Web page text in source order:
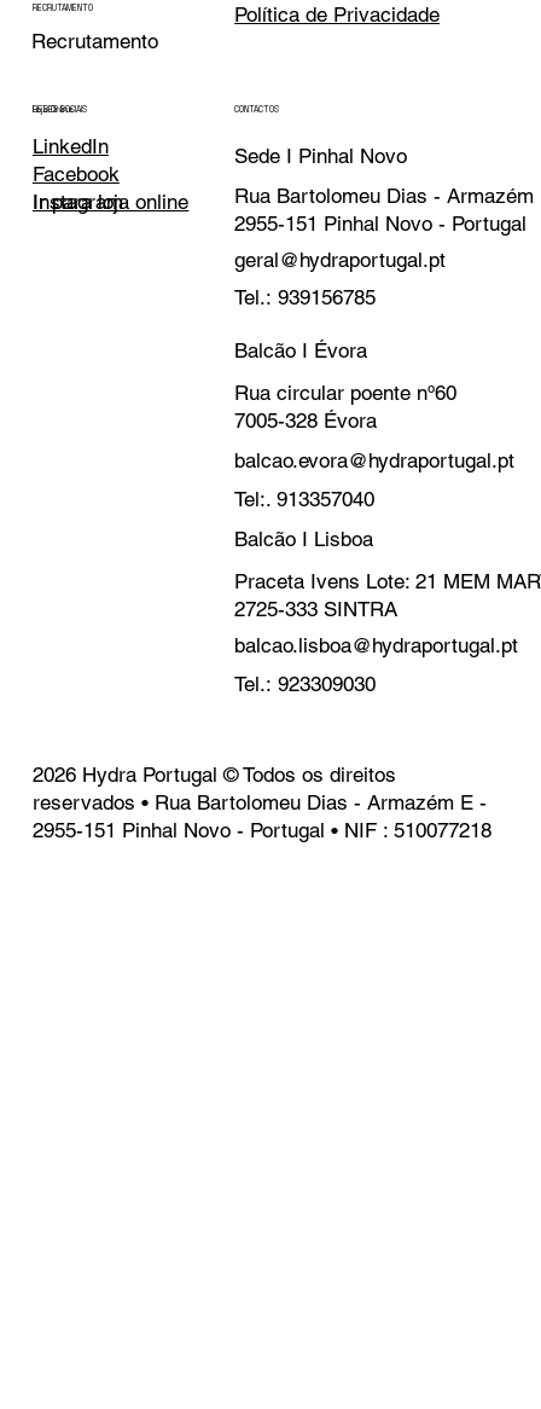
RECRUTAMENTO
Recrutamento
Política de Privacidade
REDES SOCIAIS
LinkedIn
Facebook
Instagram
Loja Online
Ir para loja online
CONTACTOS
Sede I Pinhal Novo
Rua Bartolomeu Dias - Armazém
2955-151 Pinhal Novo - Portugal
geral@hydraportugal.pt
Tel.: 939156785
Balcão I Évora
Rua circular poente nº60
7005-328 Évora
balcao.evora@hydraportugal.pt
Tel:. 913357040
Balcão I Lisboa
Praceta Ivens Lote: 21 MEM
2725-333 SINTRA
balcao.lisboa@hydraportugal.pt
Tel.: 923309030
2026 Hydra Portugal © Todos os direitos
reservados • Rua Bartolomeu Dias - Armazém E -
2955-151 Pinhal Novo - Portugal • NIF : 510077218